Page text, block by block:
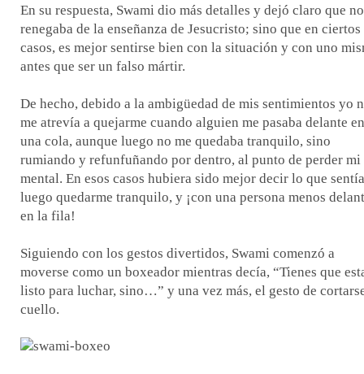
En su respuesta, Swami dio más detalles y dejó claro que no
renegaba de la enseñanza de Jesucristo; sino que en ciertos
casos, es mejor sentirse bien con la situación y con uno
antes que ser un falso mártir.
De hecho, debido a la ambigüedad de mis sentimientos yo
me atrevía a quejarme cuando alguien me pasaba delante en
una cola, aunque luego no me quedaba tranquilo, sino
rumiando y refunfuñando por dentro, al punto de perder mi
mental. En esos casos hubiera sido mejor decir lo que
luego quedarme tranquilo, y ¡con una persona menos
en la fila!
Siguiendo con los gestos divertidos, Swami comenzó a
moverse como un boxeador mientras decía, “Tienes que
listo para luchar, sino…” y una vez más, el gesto de
cuello.